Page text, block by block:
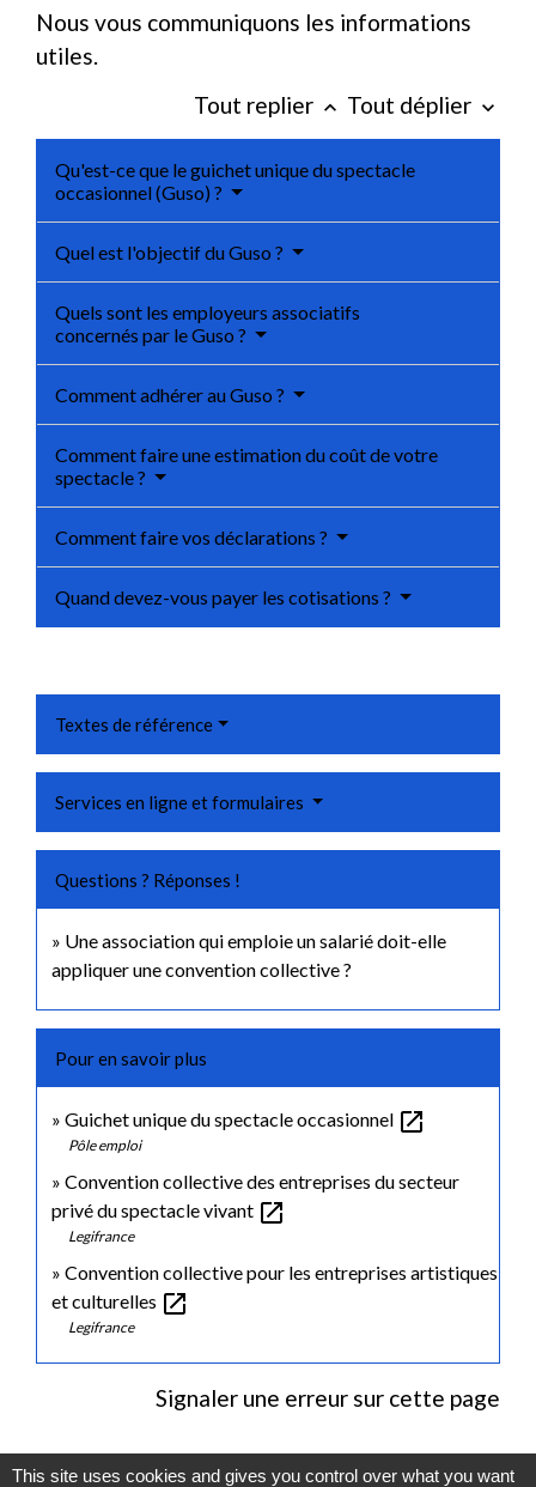
Nous vous communiquons les informations
utiles.
Tout replier keyboard_arrow_up Tout déplier keyboard_arrow_down
Qu'est-ce que le guichet unique du spectacle
occasionnel (Guso) ?
Quel est l'objectif du Guso ?
Quels sont les employeurs associatifs
concernés par le Guso ?
Comment adhérer au Guso ?
Comment faire une estimation du coût de votre
spectacle ?
Comment faire vos déclarations ?
Quand devez-vous payer les cotisations ?
Textes de référence
Services en ligne et formulaires
Questions ? Réponses !
Une association qui emploie un salarié doit-elle
appliquer une convention collective ?
Pour en savoir plus
Guichet unique du spectacle occasionnel open_in_new
Pôle emploi
Convention collective des entreprises du secteur
privé du spectacle vivant open_in_new
Legifrance
Convention collective pour les entreprises artistiques
et culturelles open_in_new
Legifrance
Signaler une erreur sur cette page
This site uses cookies and gives you control over what you want